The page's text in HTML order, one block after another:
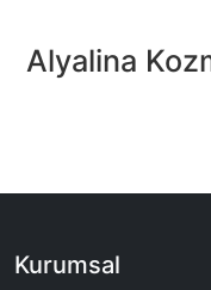
Alyalina
Kurumsal